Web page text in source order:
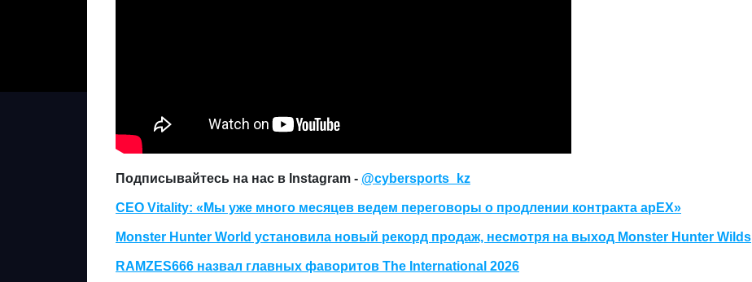
Подписывайтесь на нас в Instagram - @cybersports_kz
CEO Vitality: «Мы уже много месяцев ведем переговоры о продлении контракта apEX»
Monster Hunter World установила новый рекорд продаж, несмотря на выход Monster Hunter Wilds
RAMZES666 назвал главных фаворитов The International 2026